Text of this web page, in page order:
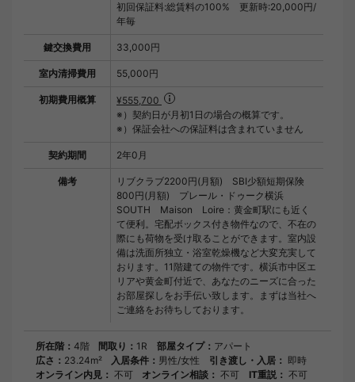
初回保証料:総賃料の100% 更新時:20,000円/
年毎
鍵交換費用 33,000円
室内清掃費用 55,000円
初期費用概算
¥555,700
※）契約日が月初1日の場合の概算です。
※）保証会社への保証料は含まれていません
契約期間 2年0月
備考
リブクラブ2200円(月額) SBI少額短期保険
800円(月額) プレール・ドゥーク横浜
SOUTH Maison Loire：黄金町駅にも近く
て便利。宅配ボックス付き物件なので、不在の
際にも荷物を受け取ることができます。室内設
備は洗面所独立・浴室乾燥機など大変充実して
おります。11階建ての物件です。横浜市中区エ
リアや黄金町付近で、あなたのニーズに合った
お部屋探しをお手伝い致します。まずは当社へ
ご連絡をお待ちしております。
所在階： 4階 間取り： 1R 部屋タイプ： アパート
広さ： 23.24m² 入居条件： 男性/女性 引き渡し・入居： 即時
オンライン内見： 不可 オンライン相談： 不可 IT重説： 不可